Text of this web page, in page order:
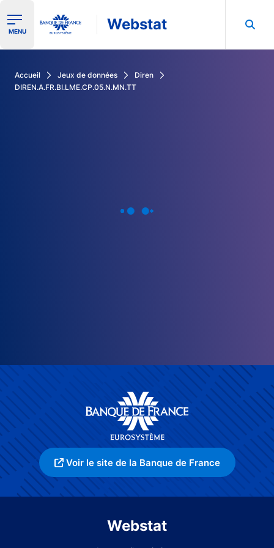
Ouvrir le menu de navigation
MENU Webstat
Accueil Jeux de données
Diren
DIREN.A.FR.BI.LME.CP.05.N.MN.TT
Voir le site de la Banque de France
Webstat